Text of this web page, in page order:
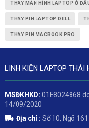
THAY MÀN HÌNH LAPTOP Ở
THAY PIN LAPTOP DELL
THAY PIN MACBOOK PRO
LINH KIỆN LAPTOP THÁI
MSĐKHKD: 01E8024868
14/09/2020
Địa chỉ : Số 10, Ngõ